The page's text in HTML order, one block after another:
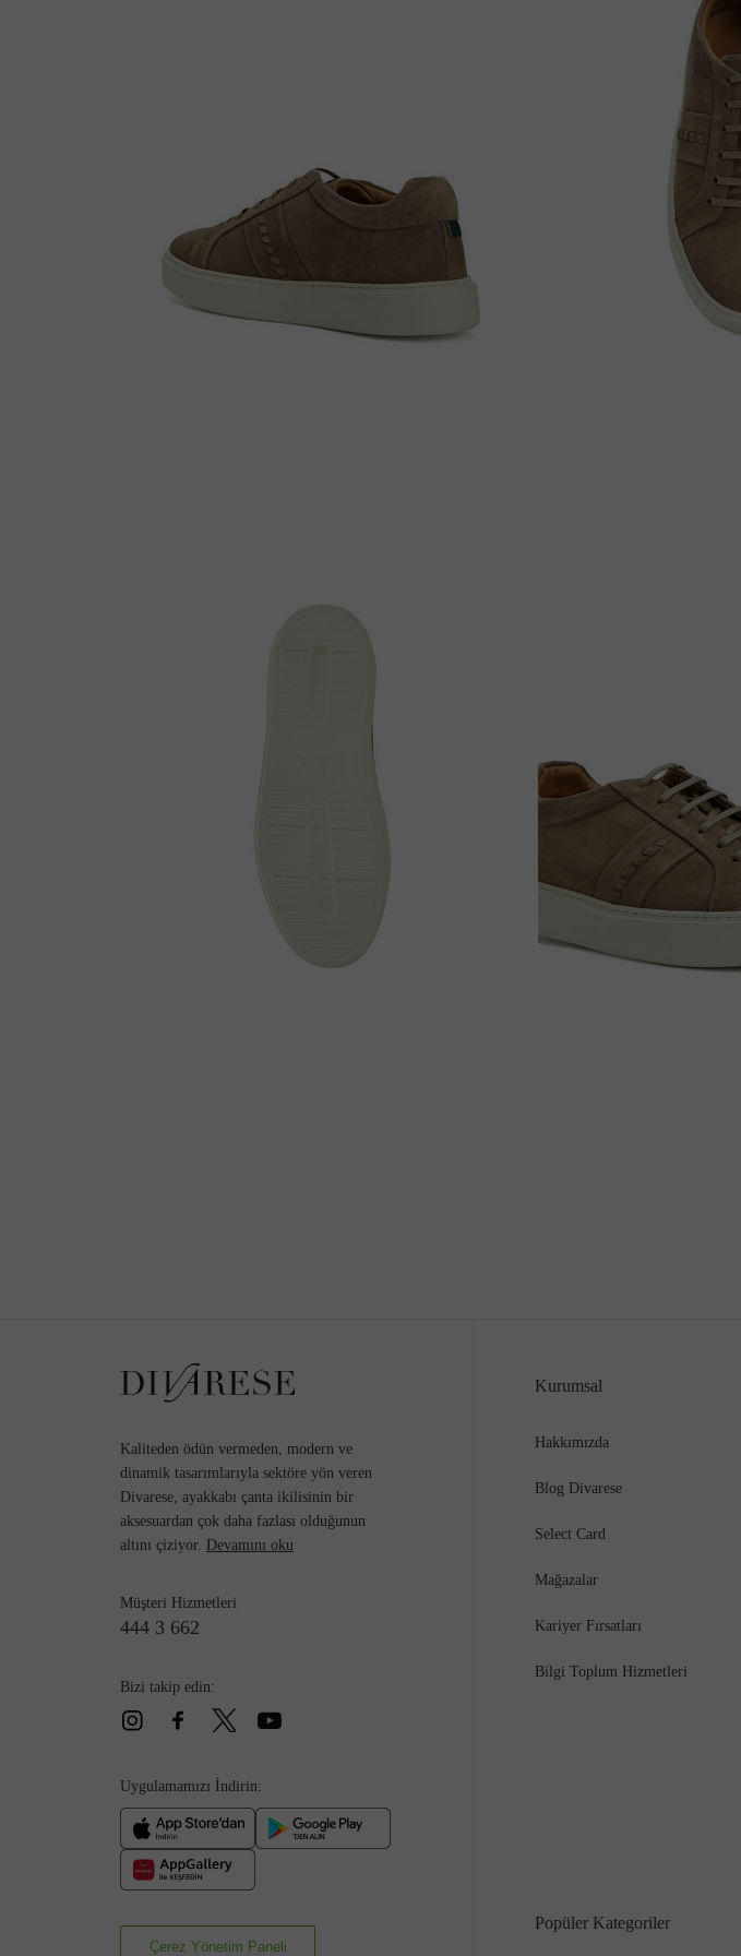
Kaliteden ödün vermeden, modern ve
dinamik tasarımlarıyla sektöre yön veren
Divarese, ayakkabı çanta ikilisinin bir
aksesuardan çok daha fazlası olduğunun
altını çiziyor. Devamını oku
Müşteri Hizmetleri
444 3 662
Bizi takip edin:
Uygulamamızı İndirin:
Çerez Yönetim Paneli
Kurumsal
Hakkımızda
Blog Divarese
Select Card
Mağazalar
Kariyer Fırsatları
Bilgi Toplum Hizmetleri
Popüler Kategoriler